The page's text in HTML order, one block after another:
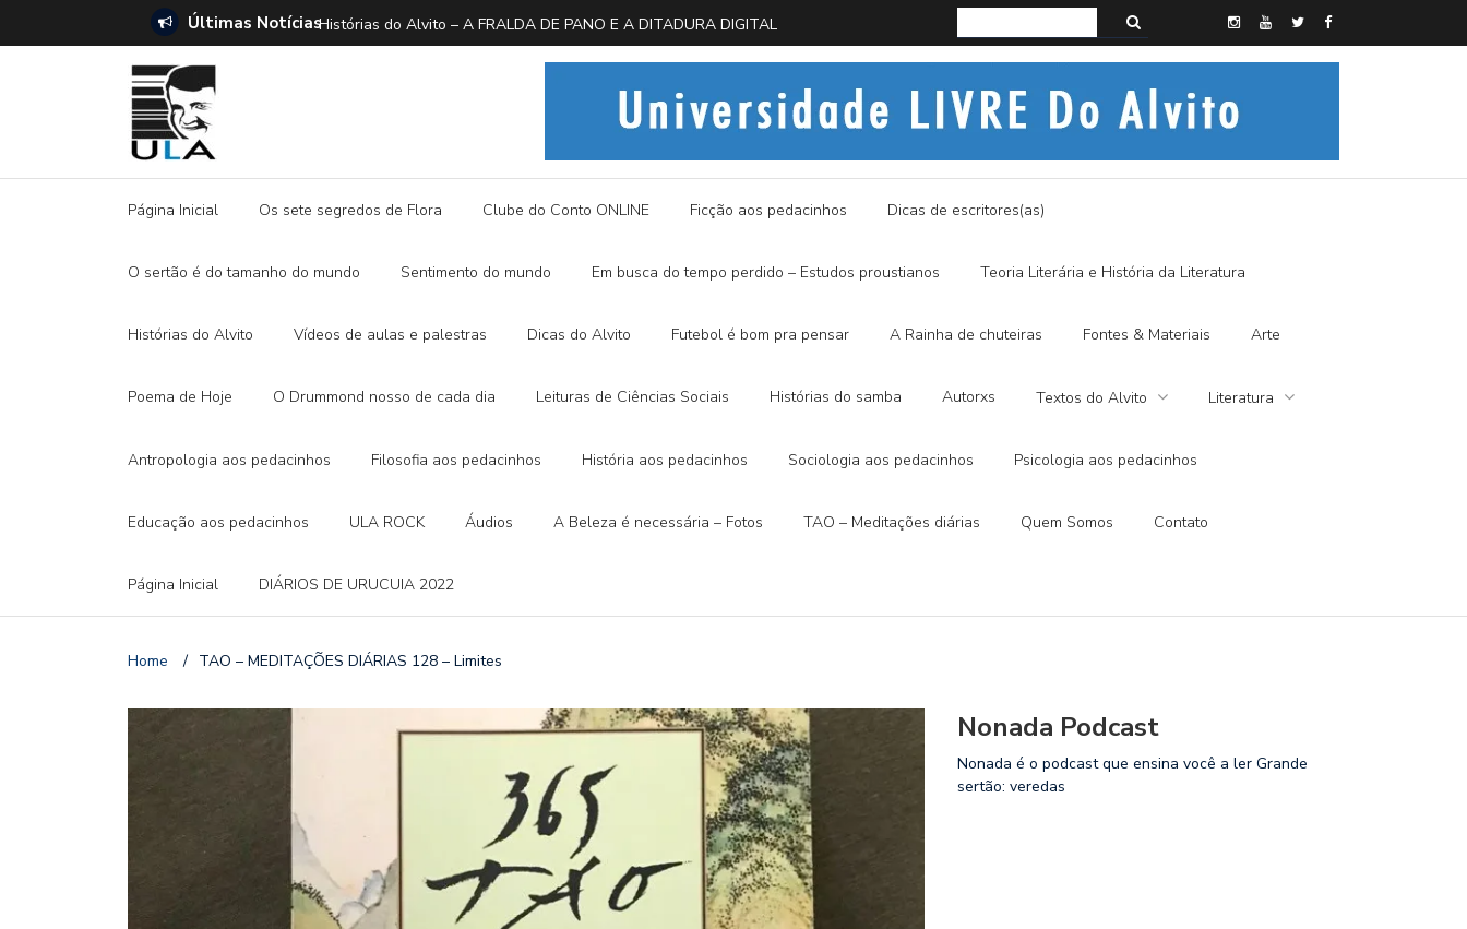
Últimas Notícias
E A DITADURA DIGITAL Histórias do Alvito – EM BUSCA DA BORBOLETA AZUL Histórias do Alvito – SEMI-MÍSTICO, SIM SENHOR
Página Inicial Os sete segredos de Flora Clube do Conto ONLINE Ficção aos pedacinhos Dicas de escritores(as)
O sertão é do tamanho do mundo Sentimento do mundo Em busca do tempo perdido – Estudos proustianos Teoria Literária e História da Literatura
Histórias do Alvito Vídeos de aulas e palestras Dicas do Alvito Futebol é bom pra pensar A Rainha de chuteiras Fontes & Materiais Arte
Poema de Hoje O Drummond nosso de cada dia Leituras de Ciências Sociais Histórias do samba Autorxs Textos do Alvito Literatura
Antropologia aos pedacinhos Filosofia aos pedacinhos História aos pedacinhos Sociologia aos pedacinhos Psicologia aos pedacinhos
Educação aos pedacinhos ULA ROCK Áudios A Beleza é necessária – Fotos TAO – Meditações diárias Quem Somos Contato
Página Inicial DIÁRIOS DE URUCUIA 2022
Home / TAO – MEDITAÇÕES DIÁRIAS 128 – Limites
Nonada Podcast
Nonada é o podcast que ensina você a ler Grande
sertão: veredas